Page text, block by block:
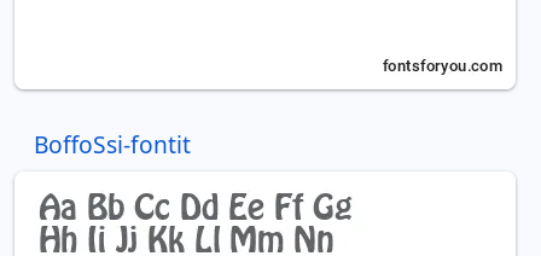
BoffoSsi-fontit